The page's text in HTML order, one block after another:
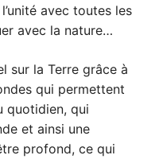
avec toutes les
avec la nature…
sur la Terre grâce à
qui permettent
quotidien, qui
et ainsi une
profond, ce qui